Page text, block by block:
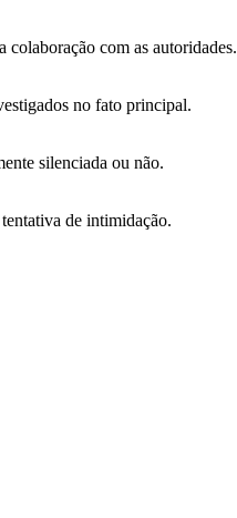
com as autoridades.
no fato principal.
silenciada ou não.
de intimidação.